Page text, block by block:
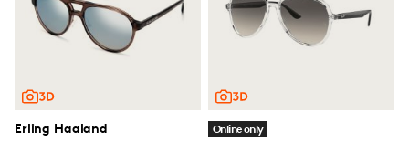
Erling Haaland Online only